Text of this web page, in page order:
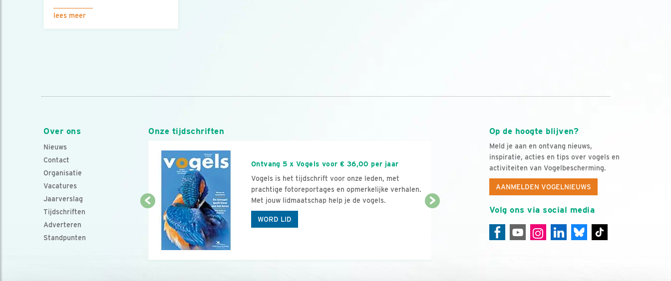
lees meer
Over ons
Nieuws
Contact
Organisatie
Vacatures
Jaarverslag
Tijdschriften
Adverteren
Standpunten
Op de hoogte blijven?
Meld je aan en ontvang nieuws,
inspiratie, acties en tips over vogels en
activiteiten van Vogelbescherming.
AANMELDEN VOGELNIEUWS
Volg ons via social media
Onze tijdschriften
Ontvang 5 x Vogels voor € 36,00 per jaar
Vogels is het tijdschrift voor onze leden, met
prachtige fotoreportages en opmerkelijke verhalen.
Met jouw lidmaatschap help je de vogels.
WORD LID